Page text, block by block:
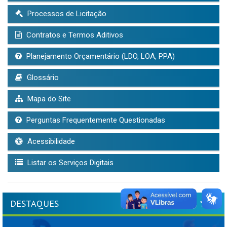
Processos de Licitação
Contratos e Termos Aditivos
Planejamento Orçamentário (LDO, LOA, PPA)
Glossário
Mapa do Site
Perguntas Frequentemente Questionadas
Acessibilidade
Listar os Serviços Digitais
DESTAQUES